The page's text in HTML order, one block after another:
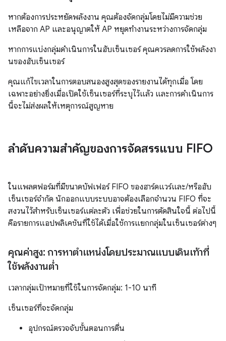
หากต้องการประหยัดพลังงาน คุณต้องจัดกลุ่มโดยไม่มีความช่วย
เหลือจาก AP และอนุญาตให้ AP หยุดทำงานระหว่างการจัดกลุ่ม
หากการแบ่งกลุ่มดำเนินการในฮับเซ็นเซอร์ คุณควรลดการใช้พลังงา
นของฮับเซ็นเซอร์
คุณแก้ไขเวลาในการตอบสนองสูงสุดของรายงานได้ทุกเมื่อ โดย
เฉพาะอย่างยิ่งเมื่อเปิดใช้เซ็นเซอร์ที่ระบุไว้แล้ว และการดำเนินการ
นี้จะไม่ส่งผลให้เหตุการณ์สูญหาย
ลําดับความสําคัญของการจัดสรรแบบ FIFO
ในแพลตฟอร์มที่มีขนาดบัฟเฟอร์ FIFO ของฮาร์ดแวร์และ/หรือฮับ
เซ็นเซอร์จํากัด นักออกแบบระบบอาจต้องเลือกจํานวน FIFO ที่จะ
สงวนไว้สําหรับเซ็นเซอร์แต่ละตัว เพื่อช่วยในการตัดสินใจนี้ ต่อไปนี้
คือรายการแอปพลิเคชันที่ใช้ได้เมื่อใช้การแยกกลุ่มในเซ็นเซอร์ต่างๆ
คุณค่าสูง: การหาตำแหน่งโดยประมาณแบบเดินเท้าที่
ใช้พลังงานต่ำ
เวลากลุ่มเป้าหมายที่ใช้ในการจัดกลุ่ม: 1-10 นาที
เซ็นเซอร์ที่จะจัดกลุ่ม
อุปกรณ์ตรวจจับขั้นตอนการตื่น